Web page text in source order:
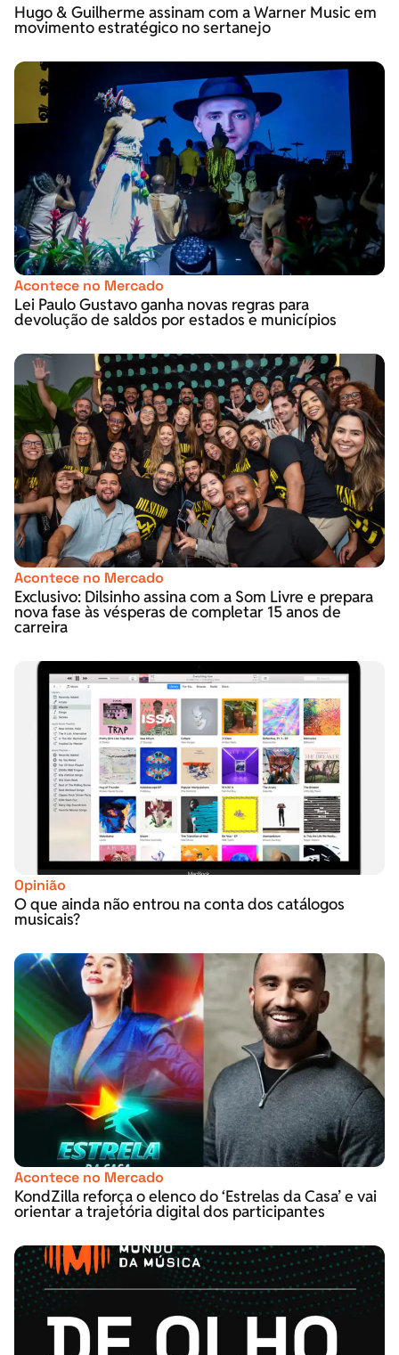
Hugo & Guilherme assinam com a Warner Music em
movimento estratégico no sertanejo
Acontece no Mercado
Lei Paulo Gustavo ganha novas regras para
devolução de saldos por estados e municípios
Acontece no Mercado
Exclusivo: Dilsinho assina com a Som Livre e prepara
nova fase às vésperas de completar 15 anos de
carreira
Opinião
O que ainda não entrou na conta dos catálogos
musicais?
Acontece no Mercado
KondZilla reforça o elenco do ‘Estrelas da Casa’ e vai
orientar a trajetória digital dos participantes